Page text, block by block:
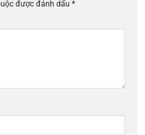
được đánh dấu *